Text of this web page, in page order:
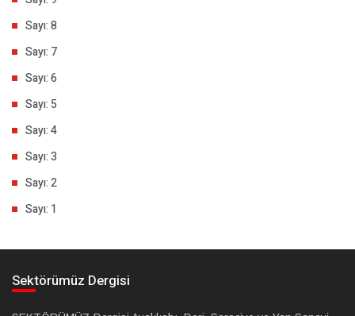
Sayı: 8
Sayı: 7
Sayı: 6
Sayı: 5
Sayı: 4
Sayı: 3
Sayı: 2
Sayı: 1
Sektörümüz Dergisi